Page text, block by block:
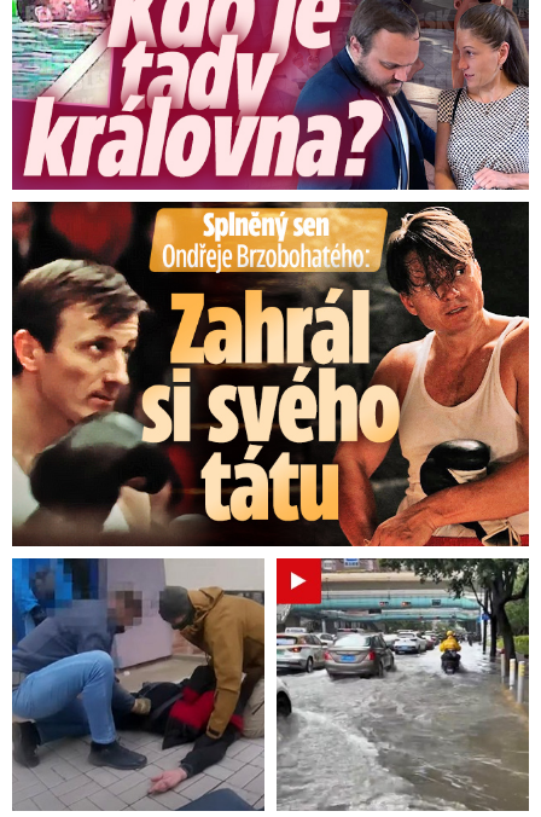
Splněný sen Ondřeje Brzobohatého: Zahrál si svého tátu